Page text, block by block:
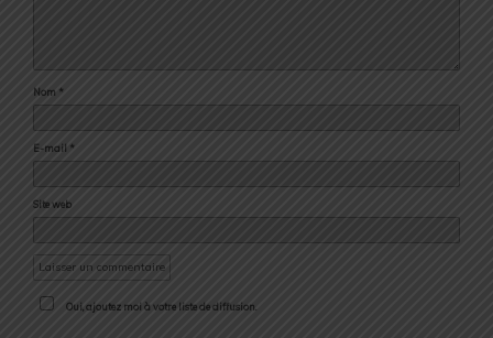
Nom *
E-mail *
Site web
Oui, ajoutez moi à votre liste de diffusion.